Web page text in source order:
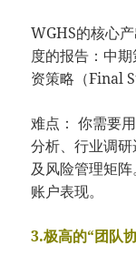
WGHS的核心
度的报告：中
资策略（Final
难点： 你需要
分析、行业调
及风险管理矩
账户表现。
3.极高的“团队